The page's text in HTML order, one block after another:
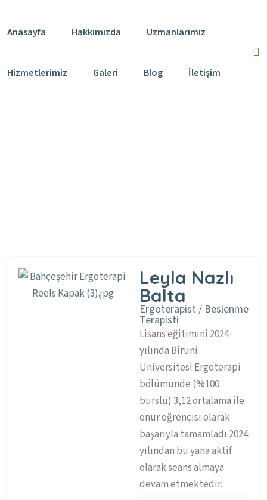
Anasayfa Hakkımızda Uzmanlarımız
Hizmetlerimiz Galeri Blog İletişim
Leyla Nazlı
Balta
Ergoterapist / Beslenme
Terapisti
Lisans eğitimini 2024
yılında Biruni
Üniversitesi Ergoterapi
bölümünde (%100
burslu) 3,12 ortalama ile
onur öğrencisi olarak
başarıyla tamamladı.2024
yılından bu yana aktif
olarak seans almaya
devam etmektedir.